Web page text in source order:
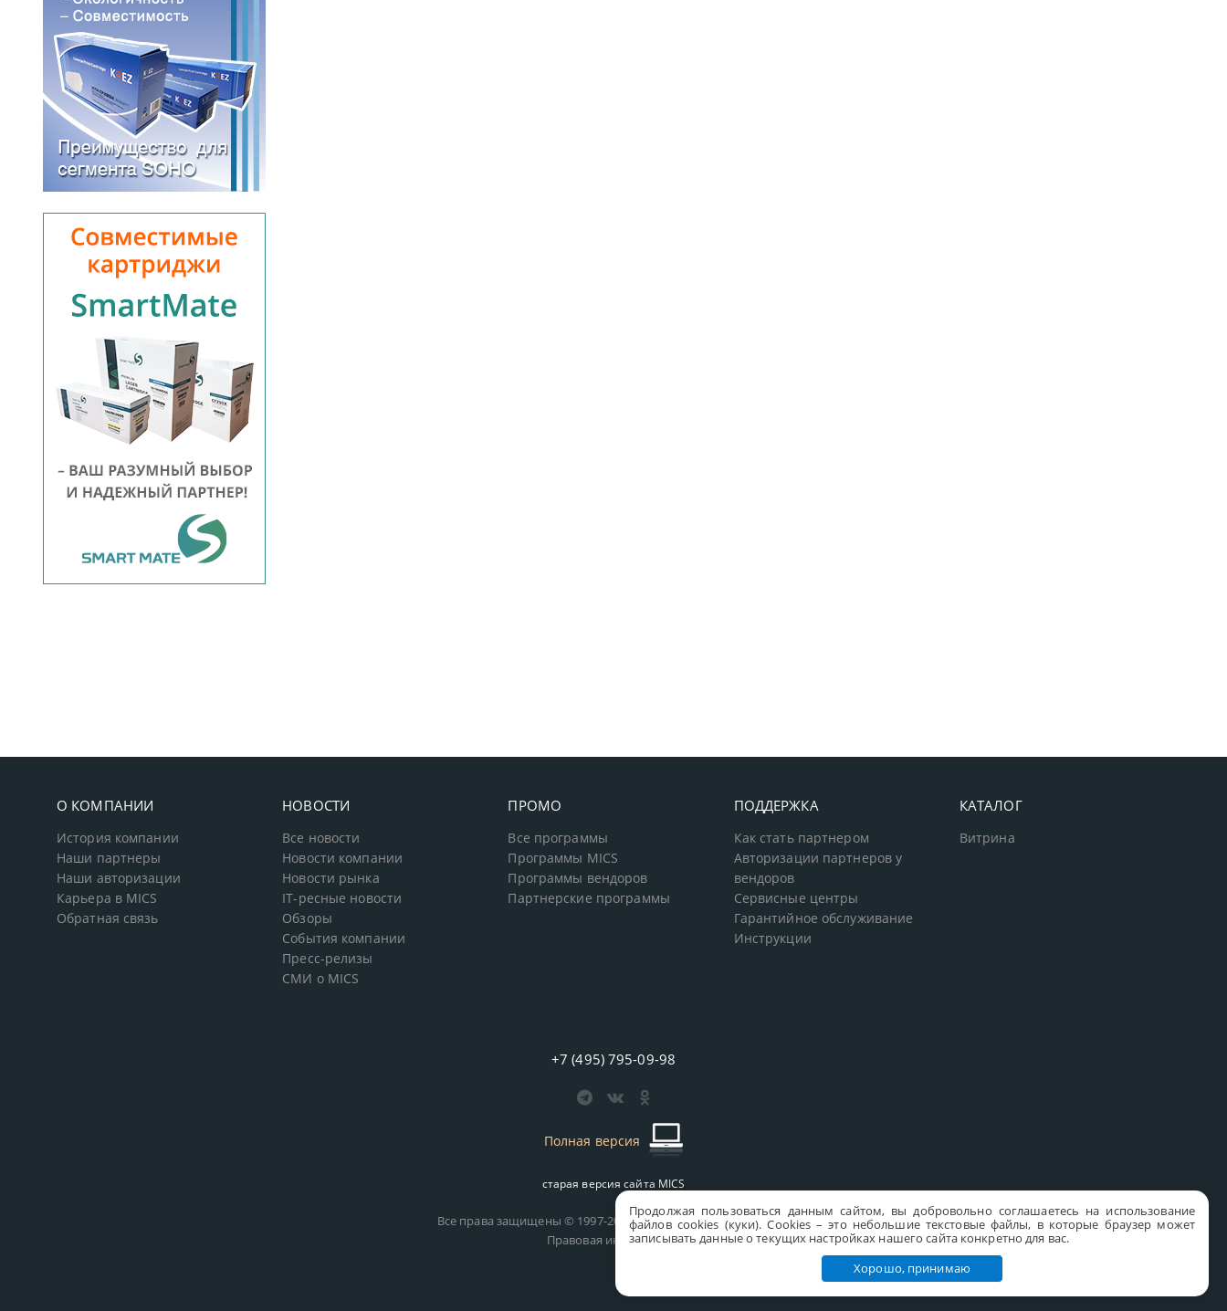
Продолжая пользоваться данным сайтом, вы добровольно соглашаетесь на использование
файлов cookies (куки). Сookies – это небольшие текстовые файлы, в которые браузер может
записывать данные о текущих настройках нашего сайта конкретно для вас.
Хорошо, принимаю
О КОМПАНИИ
История компании
Наши партнеры
Наши авторизации
Карьера в MICS
Обратная связь
НОВОСТИ
Все новости
Новости компании
Новости рынка
IT-ресные новости
Обзоры
События компании
Пресс-релизы
СМИ о MICS
ПРОМО
Все программы
Программы MICS
Программы вендоров
Партнерские программы
ПОДДЕРЖКА
Как стать партнером
Авторизации партнеров у
вендоров
Сервисные центры
Гарантийное обслуживание
Инструкции
КАТАЛОГ
Витрина
+7 (495) 795-09-98
Полная версия
старая версия сайта MICS
Все права защищены © 1997-2026 MICS Distribution Company
Правовая информация